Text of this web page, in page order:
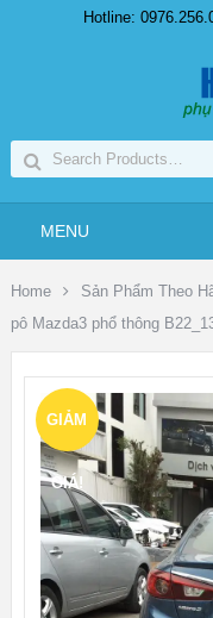
Hotline:
MENU
Home Sản Phẩm Theo
pô Mazda3 phổ thông
GIẢM
GIÁ!